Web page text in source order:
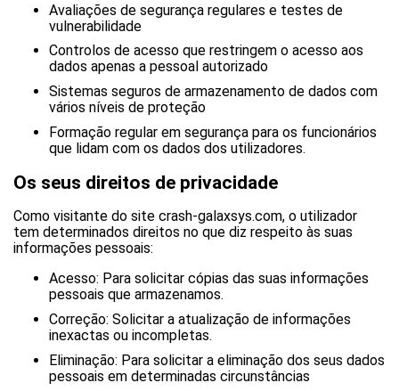
Avaliações de segurança regulares e testes de
vulnerabilidade
Controlos de acesso que restringem o acesso aos
dados apenas a pessoal autorizado
Sistemas seguros de armazenamento de dados com
vários níveis de proteção
Formação regular em segurança para os funcionários
que lidam com os dados dos utilizadores.
Os seus direitos de privacidade
Como visitante do site crash-galaxsys.com, o utilizador
tem determinados direitos no que diz respeito às suas
informações pessoais:
Acesso: Para solicitar cópias das suas informações
pessoais que armazenamos.
Correção: Solicitar a atualização de informações
inexactas ou incompletas.
Eliminação: Para solicitar a eliminação dos seus dados
pessoais em determinadas circunstâncias